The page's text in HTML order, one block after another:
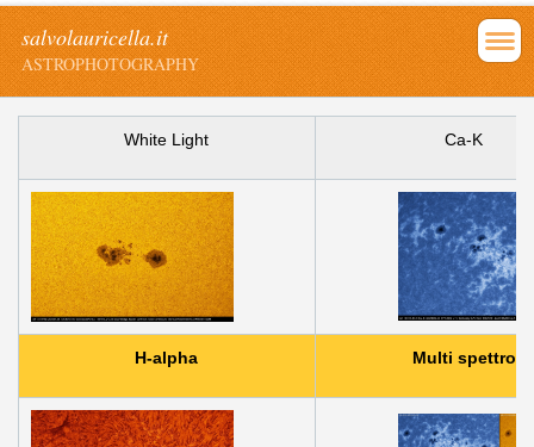
salvolauricella.it
ASTROPHOTOGRAPHY
White Light Ca-K
H-alpha Multi spettro